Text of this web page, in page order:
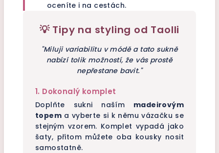
oceníte i na cestách.
💡 Tipy na styling od Taolli
"Miluji variabilitu v módě a tato sukně
nabízí tolik možností, že vás prostě
nepřestane bavit."
1. Dokonalý komplet
Doplňte sukni naším madeirovým
topem a vyberte si k němu vázačku se
stejným vzorem. Komplet vypadá jako
šaty, přitom můžete oba kousky nosit
samostatně.